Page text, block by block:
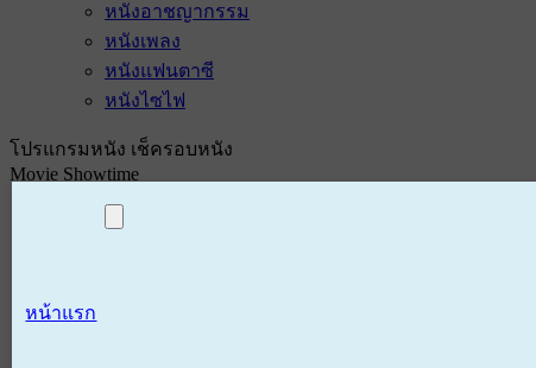
หนังอาชญากรรม
หนังเพลง
หนังแฟนตาซี
หนังไซไฟ
โปรแกรมหนัง เช็ครอบหนัง
Movie Showtime
หน้าแรก